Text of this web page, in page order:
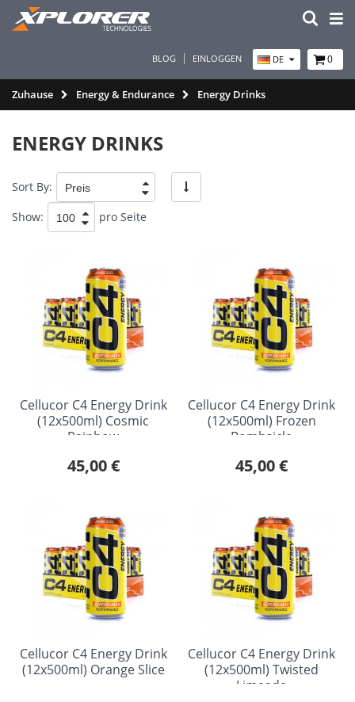
BLOG EINLOGGEN DE 0
Zuhause Energy & Endurance Energy Drinks
ENERGY DRINKS
Sort By:
Show:
pro Seite
Cellucor C4 Energy Drink
(12x500ml) Cosmic
Rainbow
45,00 €
Cellucor C4 Energy Drink
(12x500ml) Frozen
Bombsicle
45,00 €
Cellucor C4 Energy Drink
(12x500ml) Orange Slice
Cellucor C4 Energy Drink
(12x500ml) Twisted
Limeade